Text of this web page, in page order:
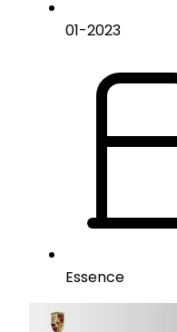
01-2023
Essence